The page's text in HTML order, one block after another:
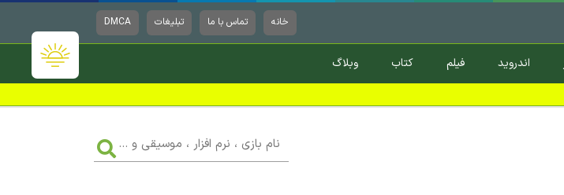
خانه تماس با ما تبلیغات DMCA
اندروید فیلم کتاب وبلاگ
بازی
،